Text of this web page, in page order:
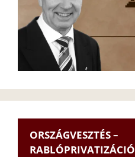
ORSZÁGVESZTÉS –
RABLÓPRIVATIZÁCIÓ